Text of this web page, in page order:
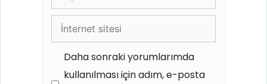
posta
İnternet
sitesi
Daha sonraki yorumlarımda
kullanılması için adım, e-posta